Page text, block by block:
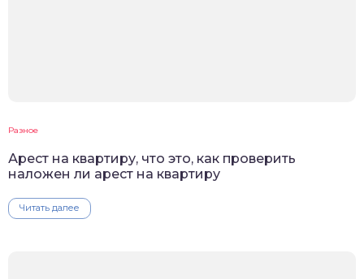
Разное
Арест на квартиру, что это, как проверить
наложен ли арест на квартиру
Читать далее